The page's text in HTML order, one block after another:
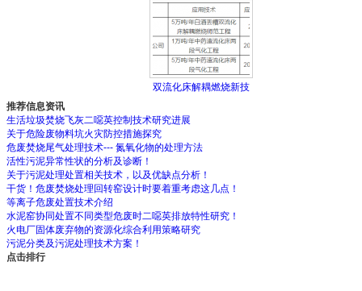
双流化床解耦燃烧新技
推荐信息资讯
生活垃圾焚烧飞灰二噁英控制技术研究进展
关于危险废物料坑火灾防控措施探究
危废焚烧尾气处理技术--- 氮氧化物的处理方法
活性污泥异常性状的分析及诊断！
关于污泥处理处置相关技术，以及优缺点分析！
干货！危废焚烧处理回转窑设计时要着重考虑这几点！
等离子危废处置技术介绍
水泥窑协同处置不同类型危废时二噁英排放特性研究！
火电厂固体废弃物的资源化综合利用策略研究
污泥分类及污泥处理技术方案！
点击排行